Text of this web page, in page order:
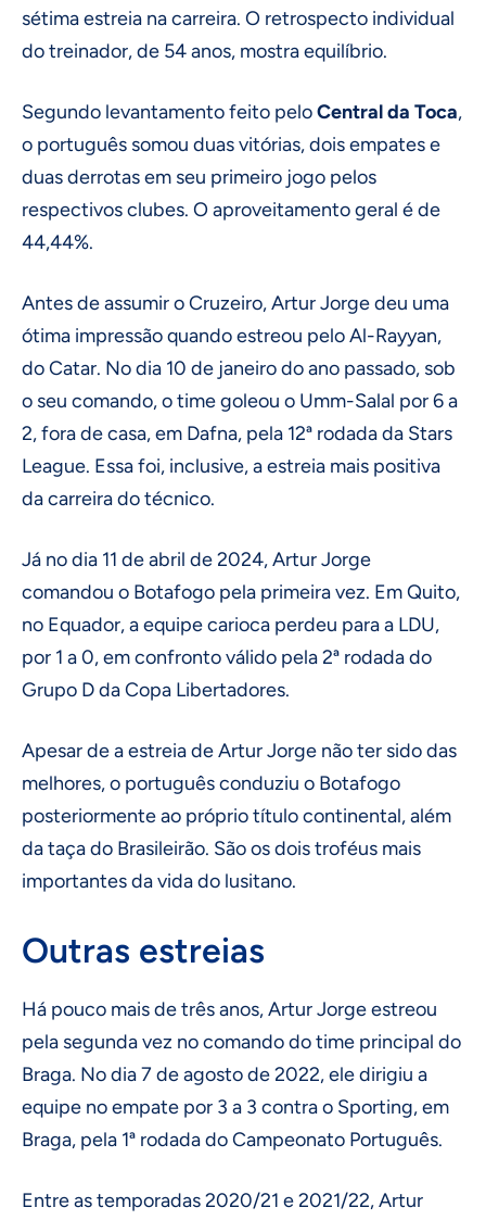
sétima estreia na carreira. O retrospecto individual
do treinador, de 54 anos, mostra equilíbrio.
Segundo levantamento feito peloCentral da Toca,
o português somou duas vitórias, dois empates e
duas derrotas em seu primeiro jogo pelos
respectivos clubes. O aproveitamento geral é de
44,44%.
Antes de assumir o Cruzeiro, Artur Jorge deu uma
ótima impressão quando estreou pelo Al-Rayyan,
do Catar. No dia 10 de janeiro do ano passado, sob
o seu comando, o time goleou o Umm-Salal por 6 a
2, fora de casa, em Dafna, pela 12ª rodada da Stars
League. Essa foi, inclusive, a estreia mais positiva
da carreira do técnico.
Já no dia 11 de abril de 2024, Artur Jorge
comandou o Botafogo pela primeira vez. Em Quito,
no Equador, a equipe carioca perdeu para a LDU,
por 1 a 0, em confronto válido pela 2ª rodada do
Grupo D da Copa Libertadores.
Apesar de a estreia de Artur Jorge não ter sido das
melhores, o português conduziu o Botafogo
posteriormente ao próprio título continental, além
da taça do Brasileirão. São os dois troféus mais
importantes da vida do lusitano.
Outras estreias
Há pouco mais de três anos, Artur Jorge estreou
pela segunda vez no comando do time principal do
Braga. No dia 7 de agosto de 2022, ele dirigiu a
equipe no empate por 3 a 3 contra o Sporting, em
Braga, pela 1ª rodada do Campeonato Português.
Entre as temporadas 2020/21 e 2021/22, Artur